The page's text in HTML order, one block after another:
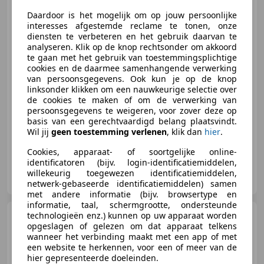
Ceramic White - Airco/LMV -
Superfr
€ 2.725
02/2010 117.361 km Benzine
51 kW (69 PK)
Visser & Tromp Automotive
NL-1822 BZ ALKMAAR
Honda Civic1.0 i-VTEC
Comfort | Lunar Silver Metallic |
Sport
Daardoor is het mogelijk om op jouw persoonlijke
interesses afgestemde reclame te tonen, onze
diensten te verbeteren en het gebruik daarvan te
analyseren. Klik op de knop rechtsonder om akkoord
te gaan met het gebruik van toestemmingsplichtige
cookies en de daarmee samenhangende verwerking
van persoonsgegevens. Ook kun je op de knop
linksonder klikken om een nauwkeurige selectie over
de cookies te maken of om de verwerking van
persoonsgegevens te weigeren, voor zover deze op
basis van een gerechtvaardigd belang plaatsvindt.
Wil jij geen toestemming verlenen, klik dan hier.
Cookies, apparaat- of soortgelijke online-
identificatoren (bijv. login-identificatiemiddelen,
willekeurig toegewezen identificatiemiddelen,
netwerk-gebaseerde identificatiemiddelen) samen
met andere informatie (bijv. browsertype en
informatie, taal, schermgrootte, ondersteunde
technologieën enz.) kunnen op uw apparaat worden
opgeslagen of gelezen om dat apparaat telkens
wanneer het verbinding maakt met een app of met
een website te herkennen, voor een of meer van de
hier gepresenteerde doeleinden.